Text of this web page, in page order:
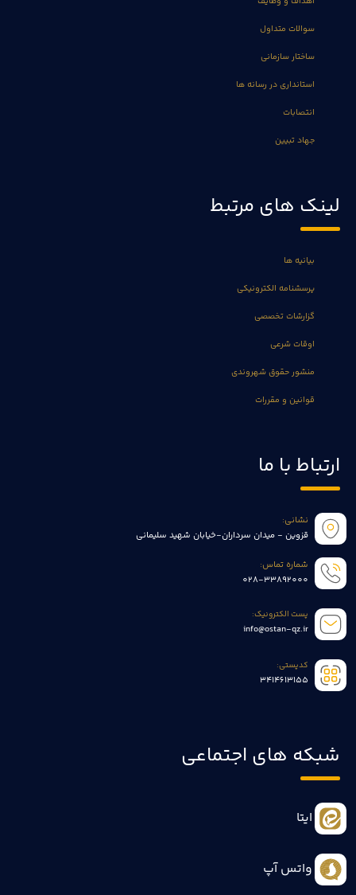
سوالات متداول
ساختار سازمانی
استانداری در رسانه ها
انتصابات
جهاد تبیین
لینک های مرتبط
بیانیه ها
پرسشنامه الکترونیکی
گزارشات تخصصی
اوقات شرعی
منشور حقوق شهروندی
قوانین و مقررات
ارتباط با ما
نشانی:
قزوین - میدان سرداران-خیابان شهید سلیمانی
شماره تماس:
028-33892000
پست الکترونیک:
info@ostan-qz.ir
کدپستی:
3414613155
شبکه های اجتماعی
ایتا
واتس آپ